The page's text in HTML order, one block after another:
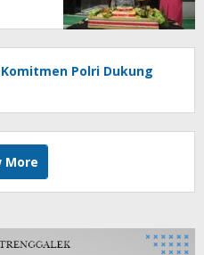
Polri Dukung
More